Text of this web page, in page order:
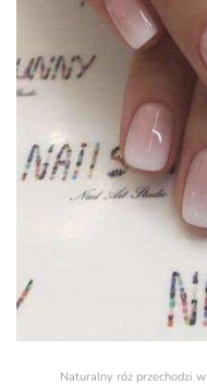
Naturalny róż przechodzi